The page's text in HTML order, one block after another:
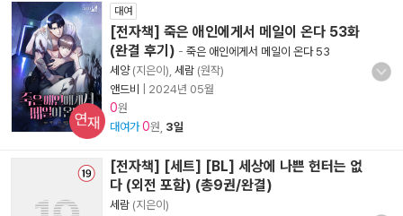
대여
[전자책] 죽은 애인에게서 메일이 온다 53화
(완결 후기) - 죽은 애인에게서 메일이 온다 53
세양(지은이), 세람 (원작)
앤드비
2024년 05월
0원
대여가 0원, 3일
[전자책] [세트] [BL] 세상에 나쁜 헌터는 없
다 (외전 포함) (총9권/완결)
세람 (지은이)